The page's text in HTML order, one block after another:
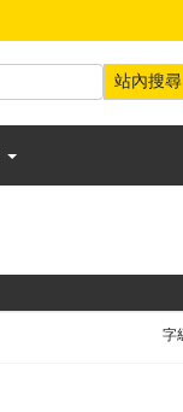
字